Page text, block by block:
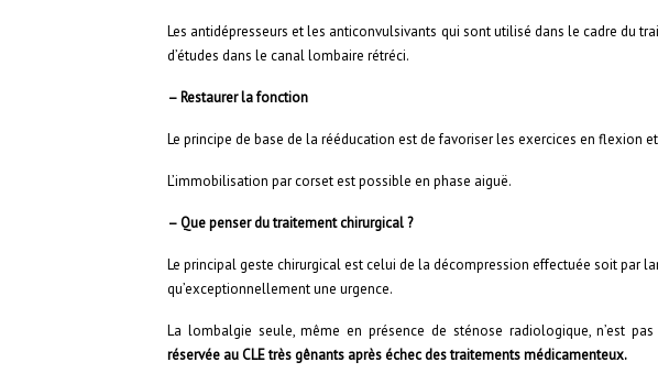
Les antidépresseurs et les anticonvulsivants qui sont utilisé dans le cadre du
d’études dans le canal lombaire rétréci.
– Restaurer la fonction
Le principe de base de la rééducation est de favoriser les exercices en flexion
L’immobilisation par corset est possible en phase aiguë.
– Que penser du traitement chirurgical ?
Le principal geste chirurgical est celui de la décompression effectuée soit par
qu’exceptionnellement une urgence.
La lombalgie seule, même en présence de sténose radiologique, n’est
réservée au CLE très gênants après échec des traitements médicamenteux.